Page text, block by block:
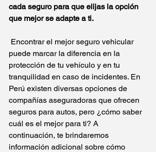
cada seguro para que elijas la opción
que mejor se adapte a ti.
Encontrar el mejor seguro vehicular
puede marcar la diferencia en la
protección de tu vehículo y en tu
tranquilidad en caso de incidentes. En
Perú existen diversas opciones de
compañías aseguradoras que ofrecen
seguros para autos, pero ¿cómo saber
cuál es el mejor para ti? A
continuación, te brindaremos
información adicional sobre cómo